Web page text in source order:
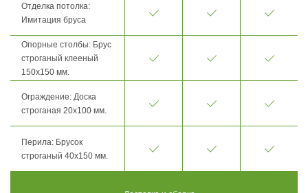
Отделка потолка:
Имитация бруса
Опорные столбы: Брус
строганый клееный
150х150 мм.
Ограждение: Доска
строганая 20х100 мм.
Перила: Брусок
строганый 40х150 мм.